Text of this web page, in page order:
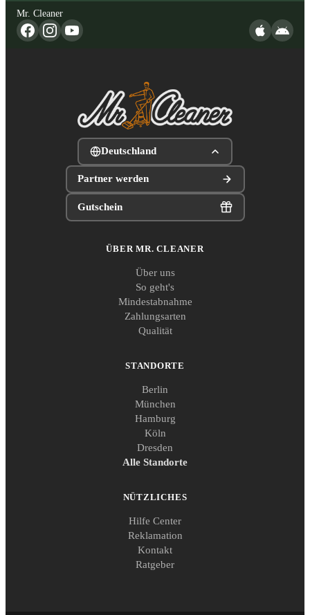
Mr. Cleaner
Deutschland
Partner werden
Gutschein
ÜBER MR. CLEANER
Über uns
So geht's
Mindestabnahme
Zahlungsarten
Qualität
STANDORTE
Berlin
München
Hamburg
Köln
Dresden
Alle Standorte
NÜTZLICHES
Hilfe Center
Reklamation
Kontakt
Ratgeber